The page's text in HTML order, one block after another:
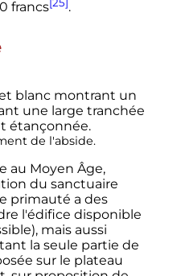
francs [25] .
de l'abside.
au Moyen Âge,
du sanctuaire
primauté a des
l'édifice disponible
mais aussi
la seule partie de
sur le plateau